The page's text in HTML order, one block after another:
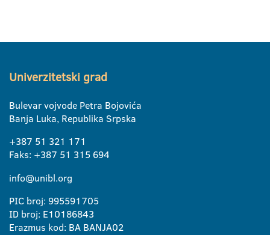
Univerzitetski grad
Bulevar vojvode Petra Bojovića
Banja Luka, Republika Srpska
+387 51 321 171
Faks: +387 51 315 694
info@unibl.org
PIC broj: 995591705
ID broj: E10186843
Erazmus kod: BA BANJA02